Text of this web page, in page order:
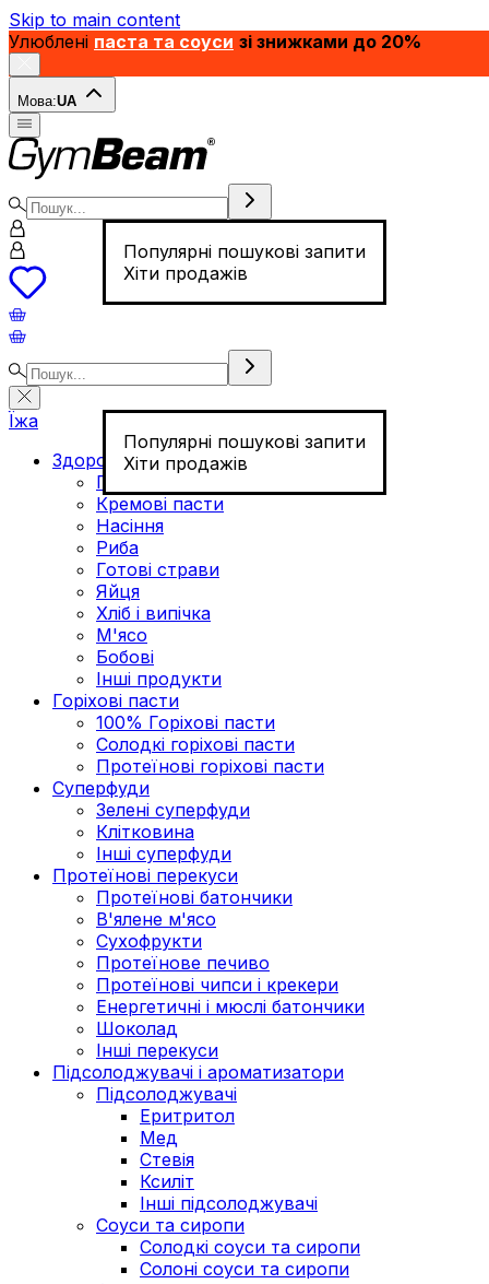
Skip to main content
Улюблені паста та соуси зі знижками до 20%
Мова:UA
Популярні пошукові запити
Хіти продажів
Популярні пошукові запити
Хіти продажів
Їжа
Здорове харчування
Горіхи
Кремові пасти
Насіння
Риба
Готові страви
Яйця
Хліб і випічка
М'ясо
Бобові
Інші продукти
Горіхові пасти
100% Горіхові пасти
Солодкі горіхові пасти
Протеїнові горіхові пасти
Суперфуди
Зелені суперфуди
Клітковина
Інші суперфуди
Протеїнові перекуси
Протеїнові батончики
В'ялене м'ясо
Сухофрукти
Протеїнове печиво
Протеїнові чипси і крекери
Енергетичні і мюслі батончики
Шоколад
Інші перекуси
Підсолоджувачі і ароматизатори
Підсолоджувачі
Еритритол
Мед
Стевія
Ксиліт
Інші підсолоджувачі
Соуси та сиропи
Солодкі соуси та сиропи
Солоні соуси та сиропи